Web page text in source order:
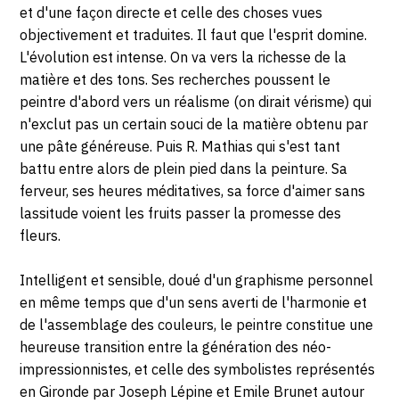
et d'une façon directe et celle des choses vues
objectivement et traduites. Il faut que l'esprit domine.
L'évolution est intense. On va vers la richesse de la
matière et des tons. Ses recherches poussent le
peintre d'abord vers un réalisme (on dirait vérisme) qui
n'exclut pas un certain souci de la matière obtenu par
une pâte généreuse. Puis R. Mathias qui s'est tant
battu entre alors de plein pied dans la peinture. Sa
ferveur, ses heures méditatives, sa force d'aimer sans
lassitude voient les fruits passer la promesse des
fleurs.
Intelligent et sensible, doué d'un graphisme personnel
en même temps que d'un sens averti de l'harmonie et
de l'assemblage des couleurs, le peintre constitue une
heureuse transition entre la génération des néo-
impressionnistes, et celle des symbolistes représentés
en Gironde par Joseph Lépine et Emile Brunet autour